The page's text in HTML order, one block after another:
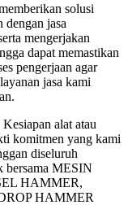
solusi
dengan jasa
mengerjakan
dapat memastikan
pengerjaan agar
jasa kami
alat atau
komitmen yang kami
diseluruh
bersama MESIN
HAMMER,
HAMMER